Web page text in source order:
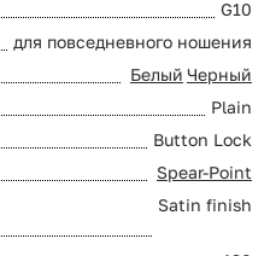
G10
для повседневного ношения
Белый Черный
Plain
Button Lock
Spear-Point
Satin finish